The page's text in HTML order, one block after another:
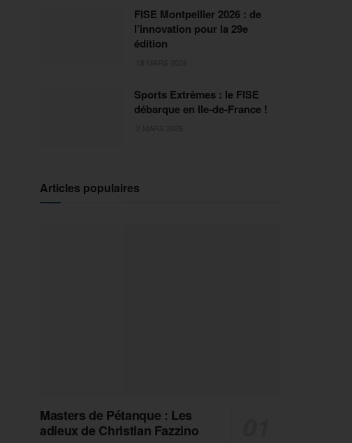
FISE Montpellier 2026 : de
l’innovation pour la 29e
édition
Sports Extrêmes : le FISE
débarque en Ile-de-France !
Articles populaires
Masters de Pétanque : Les
adieux de Christian Fazzino